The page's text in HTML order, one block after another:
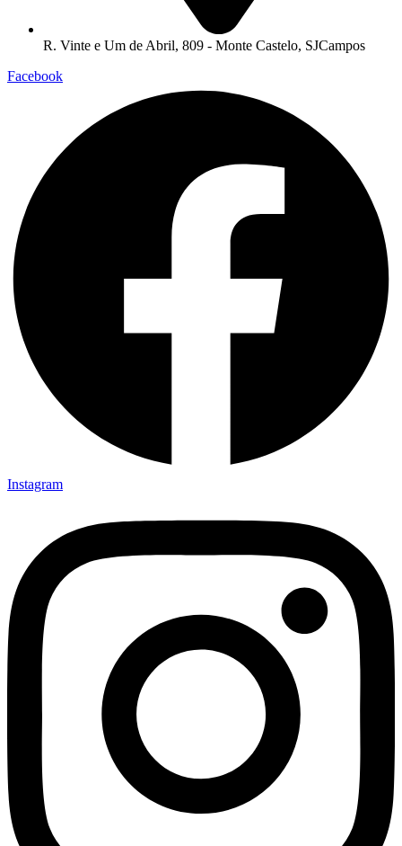
R. Vinte e Um de Abril, 809 - Monte Castelo, SJCampos
Facebook
Instagram